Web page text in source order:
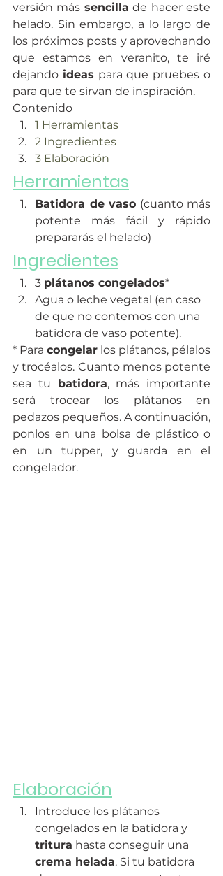
versión más sencilla de hacer este
helado. Sin embargo, a lo largo de
los próximos posts y aprovechando
que estamos en veranito, te iré
dejando ideas para que pruebes o
para que te sirvan de inspiración.
Contenido
1 Herramientas
2 Ingredientes
3 Elaboración
Herramientas
Batidora de vaso (cuanto más
potente más fácil y rápido
prepararás el helado)
Ingredientes
3 plátanos congelados*
Agua o leche vegetal (en caso
de que no contemos con una
batidora de vaso potente).
* Para congelar los plátanos, pélalos
y trocéalos. Cuanto menos potente
sea tu
batidora, más importante
será trocear los plátanos en
pedazos pequeños. A continuación,
ponlos en una bolsa de plástico o
en un tupper, y guarda en el
congelador.
Elaboración
Introduce los plátanos
congelados en la batidora y
tritura hasta conseguir una
crema helada. Si tu batidora